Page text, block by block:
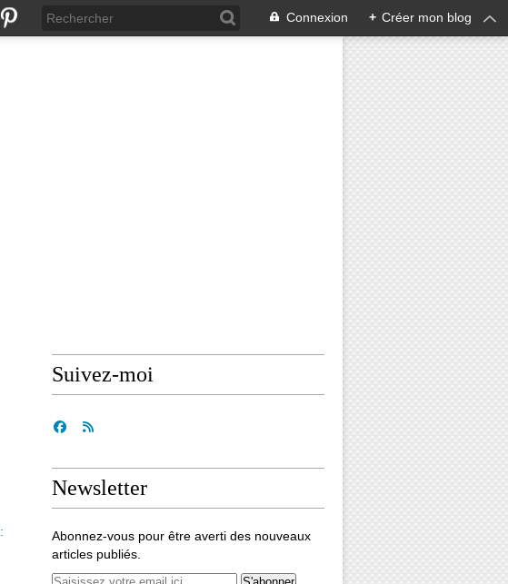
Connexion + Créer mon blog
Suivez-moi
Newsletter
Abonnez-vous pour être averti des nouveaux
articles publiés.